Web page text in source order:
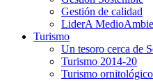
Gestión de calidad
LiderA
Turismo
Un tesoro cerca de
Turismo 2014-20
Turismo ornitológico